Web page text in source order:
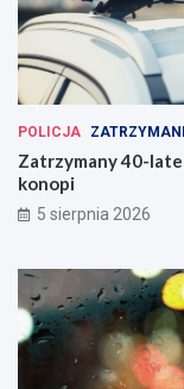
POLICJA
Zatrzymany 40-
konopi
5 sierpnia 2026